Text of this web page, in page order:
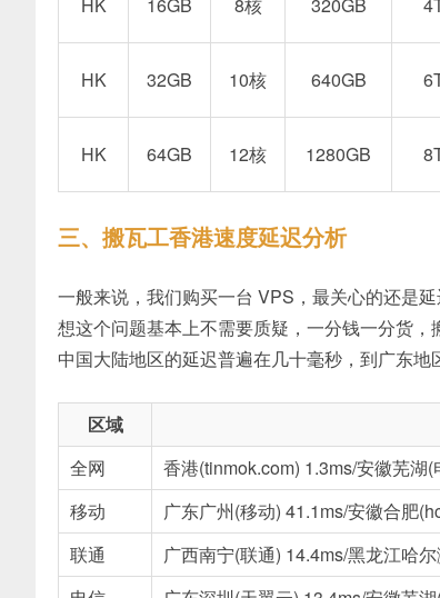
HK 32GB 10核 640GB
HK 64GB 12核 1280GB
三、搬瓦工香港速度延迟分析
一般来说，我们购买一台 VPS，最关心的还是
想这个问题基本上不需要质疑，一分钱一分货
中国大陆地区的延迟普遍在几十毫秒，到广东地
区域
全网
香港(tinmok.com) 1.3ms/安徽芜湖
移动
广东广州(移动) 41.1ms/安徽合肥
联通
广西南宁(联通) 14.4ms/黑龙江哈